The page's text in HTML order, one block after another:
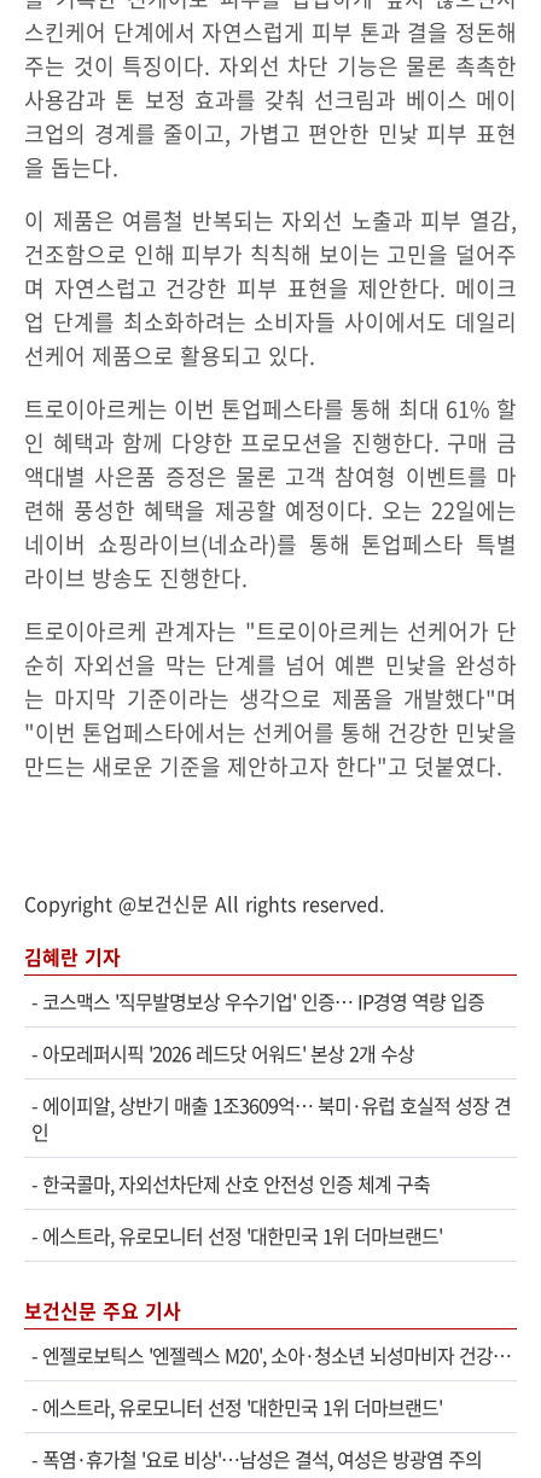
스킨케어 단계에서 자연스럽게 피부 톤과 결을 정돈해
주는 것이 특징이다. 자외선 차단 기능은 물론 촉촉한
사용감과 톤 보정 효과를 갖춰 선크림과 베이스 메이
크업의 경계를 줄이고, 가볍고 편안한 민낯 피부 표현
을 돕는다.
이 제품은 여름철 반복되는 자외선 노출과 피부 열감,
건조함으로 인해 피부가 칙칙해 보이는 고민을 덜어주
며 자연스럽고 건강한 피부 표현을 제안한다. 메이크
업 단계를 최소화하려는 소비자들 사이에서도 데일리
선케어 제품으로 활용되고 있다.
트로이아르케는 이번 톤업페스타를 통해 최대 61% 할
인 혜택과 함께 다양한 프로모션을 진행한다. 구매 금
액대별 사은품 증정은 물론 고객 참여형 이벤트를 마
련해 풍성한 혜택을 제공할 예정이다. 오는 22일에는
네이버 쇼핑라이브(네쇼라)를 통해 톤업페스타 특별
라이브 방송도 진행한다.
트로이아르케 관계자는 "트로이아르케는 선케어가 단
순히 자외선을 막는 단계를 넘어 예쁜 민낯을 완성하
는 마지막 기준이라는 생각으로 제품을 개발했다"며
"이번 톤업페스타에서는 선케어를 통해 건강한 민낯을
만드는 새로운 기준을 제안하고자 한다"고 덧붙였다.
Copyright @보건신문 All rights reserved.
김혜란 기자
- 코스맥스 '직무발명보상 우수기업' 인증… IP경영 역량 입증
- 아모레퍼시픽 '2026 레드닷 어워드' 본상 2개 수상
- 에이피알, 상반기 매출 1조3609억… 북미·유럽 호실적 성장 견
인
- 한국콜마, 자외선차단제 산호 안전성 인증 체계 구축
- 에스트라, 유로모니터 선정 '대한민국 1위 더마브랜드'
보건신문 주요 기사
- 엔젤로보틱스 '엔젤렉스 M20', 소아·청소년 뇌성마비자 건강보험 확대 적용
- 에스트라, 유로모니터 선정 '대한민국 1위 더마브랜드'
- 폭염·휴가철 '요로 비상'…남성은 결석, 여성은 방광염 주의